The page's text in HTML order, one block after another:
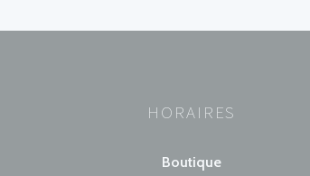
HORAIRES
Boutique